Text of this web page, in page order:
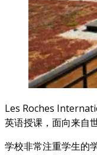
Les Roches
英语授课，面向来自
学校非常注重学生的